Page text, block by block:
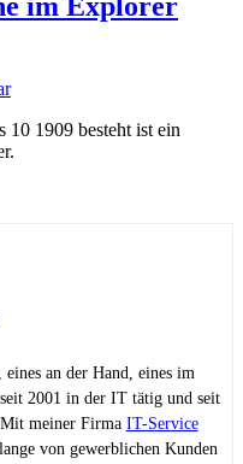
10 1909 besteht ist ein
an der Hand, eines im
2001 in der IT tätig und seit
Mit meiner Firma IT-Service
von gewerblichen Kunden